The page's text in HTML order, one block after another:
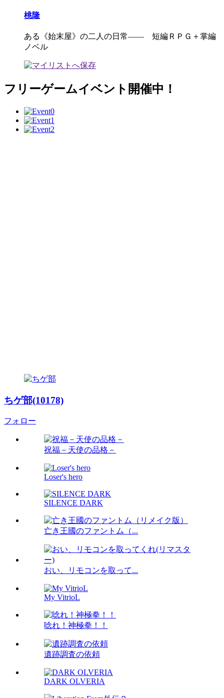
桃隆
ある《始末屋》の二人の日常―― 短編ＲＰＧ＋掌編
ノベル
フリーゲームイベント開催中！
ちゲ部(10178)
フォロー
祝福－天使の品格－
Loser's hero
SILENCE DARK
亡き王國のファントム（...
おい、リモコンを取って...
My VitrioL
唸れ！神極拳！！
遺跡調査の依頼
DARK OLVERIA